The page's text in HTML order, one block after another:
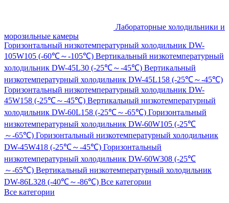
Лабораторные холодильники и
морозильные камеры
Горизонтальный низкотемпературный холодильник DW-
105W105 (-60℃～-105℃) Вертикальный низкотемпературный
холодильник DW-45L30 (-25℃～-45℃) Вертикальный
низкотемпературный холодильник DW-45L158 (-25℃～-45℃)
Горизонтальный низкотемпературный холодильник DW-
45W158 (-25℃～-45℃) Вертикальный низкотемпературный
холодильник DW-60L158 (-25℃～-65℃) Горизонтальный
низкотемпературный холодильник DW-60W105 (-25℃
～-65℃) Горизонтальный низкотемпературный холодильник
DW-45W418 (-25℃～-45℃) Горизонтальный
низкотемпературный холодильник DW-60W308 (-25℃
～-65℃) Вертикальный низкотемпературный холодильник
DW-86L328 (-40℃～-86℃) Все категории
Все категории